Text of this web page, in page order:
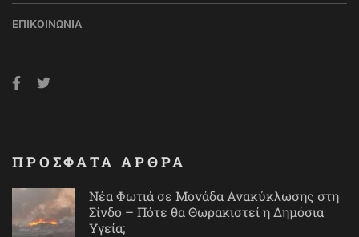
ΕΠΙΚΟΙΝΩΝΊΑ
ΠΡΟΣΦΑΤΑ ΑΡΘΡΑ
Νέα Φωτιά σε Μονάδα Ανακύκλωσης στη
Σίνδο – Πότε θα Θωρακιστεί η Δημόσια
Υγεία;